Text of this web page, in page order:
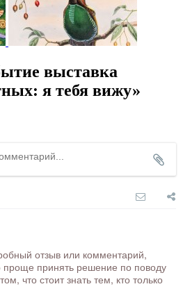
выставка
я тебя вижу»
отзыв или комментарий,
принять решение по поводу
что стоит знать тем, кто только